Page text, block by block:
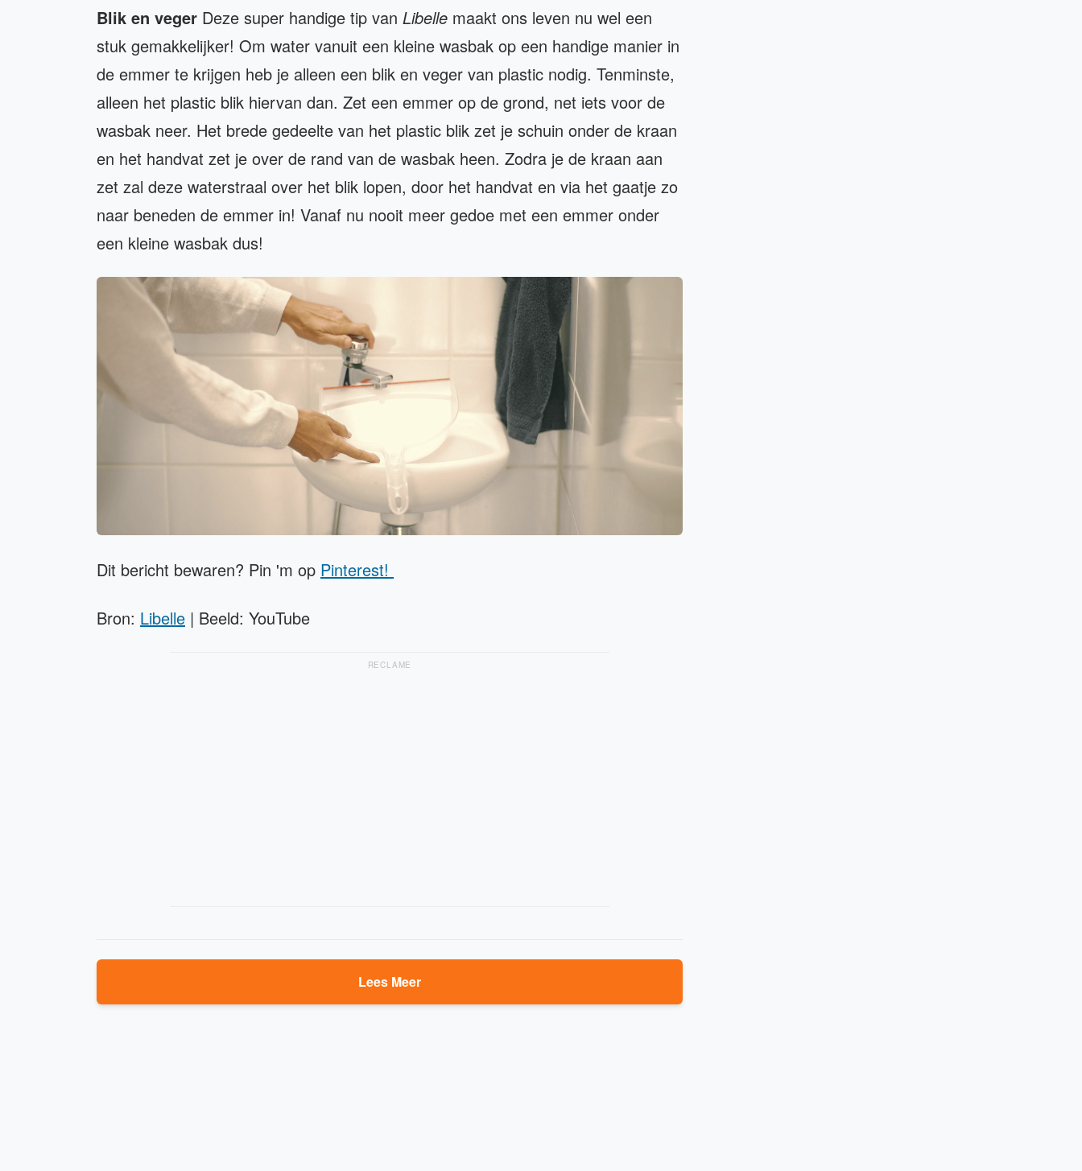
Blik en veger Deze super handige tip van Libelle maakt ons leven nu wel een
stuk gemakkelijker! Om water vanuit een kleine wasbak op een handige manier in
de emmer te krijgen heb je alleen een blik en veger van plastic nodig. Tenminste,
alleen het plastic blik hiervan dan. Zet een emmer op de grond, net iets voor de
wasbak neer. Het brede gedeelte van het plastic blik zet je schuin onder de kraan
en het handvat zet je over de rand van de wasbak heen. Zodra je de kraan aan
zet zal deze waterstraal over het blik lopen, door het handvat en via het gaatje zo
naar beneden de emmer in! Vanaf nu nooit meer gedoe met een emmer onder
een kleine wasbak dus!
Dit bericht bewaren? Pin 'm op Pinterest!
Bron: Libelle | Beeld: YouTube
RECLAME
Lees Meer